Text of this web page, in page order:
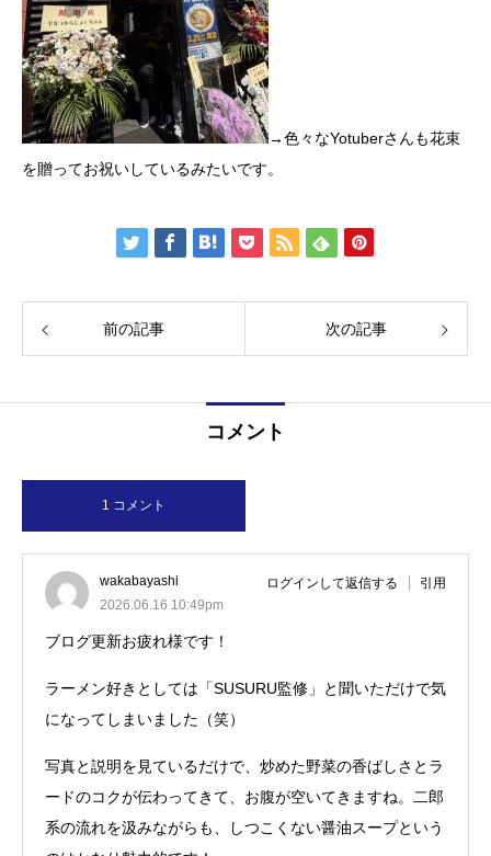
→色々なYotuberさんも花束
を贈ってお祝いしているみたいです。
前の記事 次の記事
コメント
1 コメント
wakabayashi
2026.06.16 10:49pm
ログインして返信する 引用
ブログ更新お疲れ様です！
ラーメン好きとしては「SUSURU監修」と聞いただけで気
になってしまいました（笑）
写真と説明を見ているだけで、炒めた野菜の香ばしさとラ
ードのコクが伝わってきて、お腹が空いてきますね。二郎
系の流れを汲みながらも、しつこくない醤油スープという